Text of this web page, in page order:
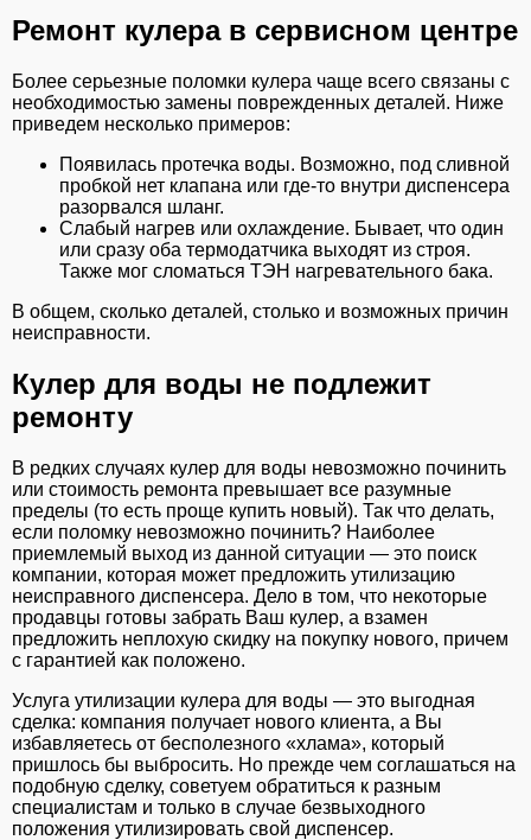
Ремонт кулера в сервисном центре
Более серьезные поломки кулера чаще всего связаны с
необходимостью замены поврежденных деталей. Ниже
приведем несколько примеров:
Появилась протечка воды. Возможно, под сливной
пробкой нет клапана или где-то внутри диспенсера
разорвался шланг.
Слабый нагрев или охлаждение. Бывает, что один
или сразу оба термодатчика выходят из строя.
Также мог сломаться ТЭН нагревательного бака.
В общем, сколько деталей, столько и возможных причин
неисправности.
Кулер для воды не подлежит
ремонту
В редких случаях кулер для воды невозможно починить
или стоимость ремонта превышает все разумные
пределы (то есть проще купить новый). Так что делать,
если поломку невозможно починить? Наиболее
приемлемый выход из данной ситуации — это поиск
компании, которая может предложить утилизацию
неисправного диспенсера. Дело в том, что некоторые
продавцы готовы забрать Ваш кулер, а взамен
предложить неплохую скидку на покупку нового, причем
с гарантией как положено.
Услуга утилизации кулера для воды — это выгодная
сделка: компания получает нового клиента, а Вы
избавляетесь от бесполезного «хлама», который
пришлось бы выбросить. Но прежде чем соглашаться на
подобную сделку, советуем обратиться к разным
специалистам и только в случае безвыходного
положения утилизировать свой диспенсер.